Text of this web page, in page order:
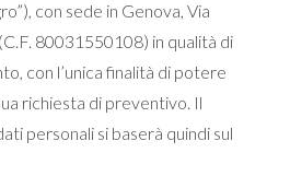
con sede in Genova, Via
80031550108) in qualità di
con l’unica finalità di potere
richiesta di preventivo. Il
personali si baserà quindi sul